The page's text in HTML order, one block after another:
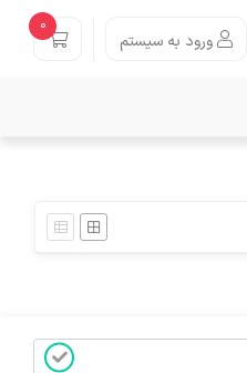
ورود به سیستم
0